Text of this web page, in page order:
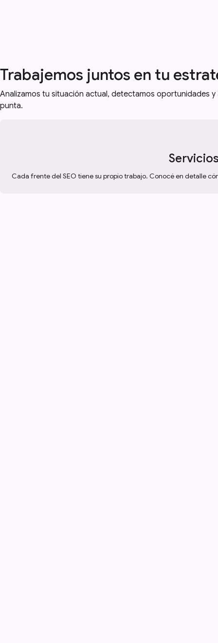
Trabajemos juntos en tu
Analizamos tu situación actual, detectamos oportunidades
punta.
Cada frente del SEO tiene su propio trabajo. Conocé en detalle